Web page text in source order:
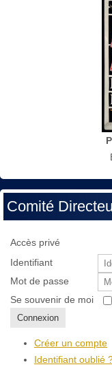
Comité
Accès privé
Identifiant
Mot de passe
Se souvenir de moi
Connexion
Créer un compte
Identifiant oublié